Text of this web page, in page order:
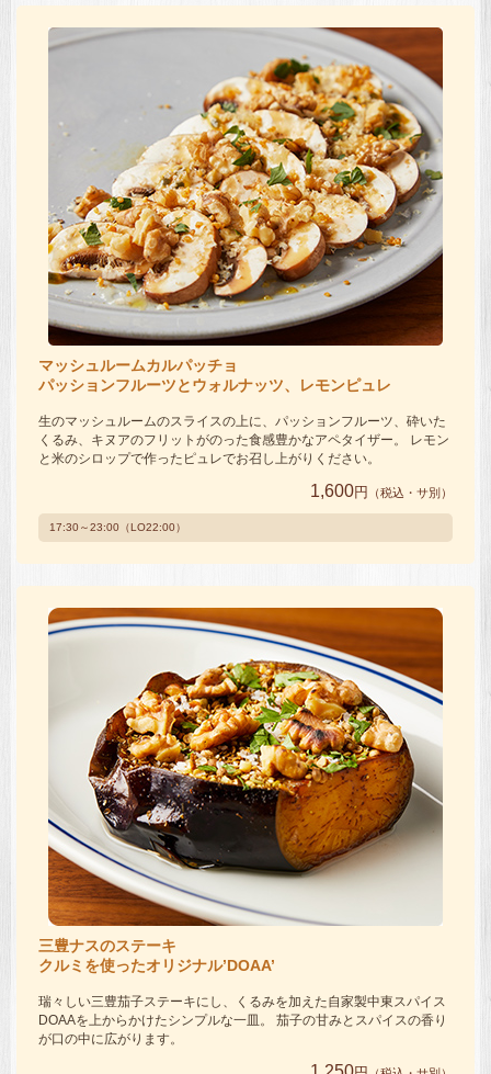
マッシュルームカルパッチョ
パッションフルーツとウォルナッツ、レモンピュレ
生のマッシュルームのスライスの上に、パッションフルーツ、砕いた
くるみ、キヌアのフリットがのった食感豊かなアペタイザー。 レモン
と米のシロップで作ったピュレでお召し上がりください。
1,600円 （税込・サ別）
17:30～23:00（LO22:00）
三豊ナスのステーキ
クルミを使ったオリジナル’DOAA’
瑞々しい三豊茄子ステーキにし、くるみを加えた自家製中東スパイス
DOAAを上からかけたシンプルな一皿。 茄子の甘みとスパイスの香り
が口の中に広がります。